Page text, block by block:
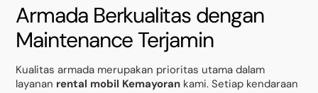
Armada Berkualitas dengan
Maintenance Terjamin
Kualitas armada merupakan prioritas utama dalam
layanan rental mobil Kemayoran kami. Setiap kendaraan